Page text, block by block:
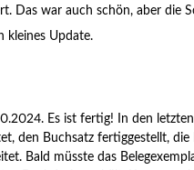
Das war auch schön, aber die
kleines Update.
Es ist fertig! In den
den Buchsatz fertiggestellt, die
Bald müsste das